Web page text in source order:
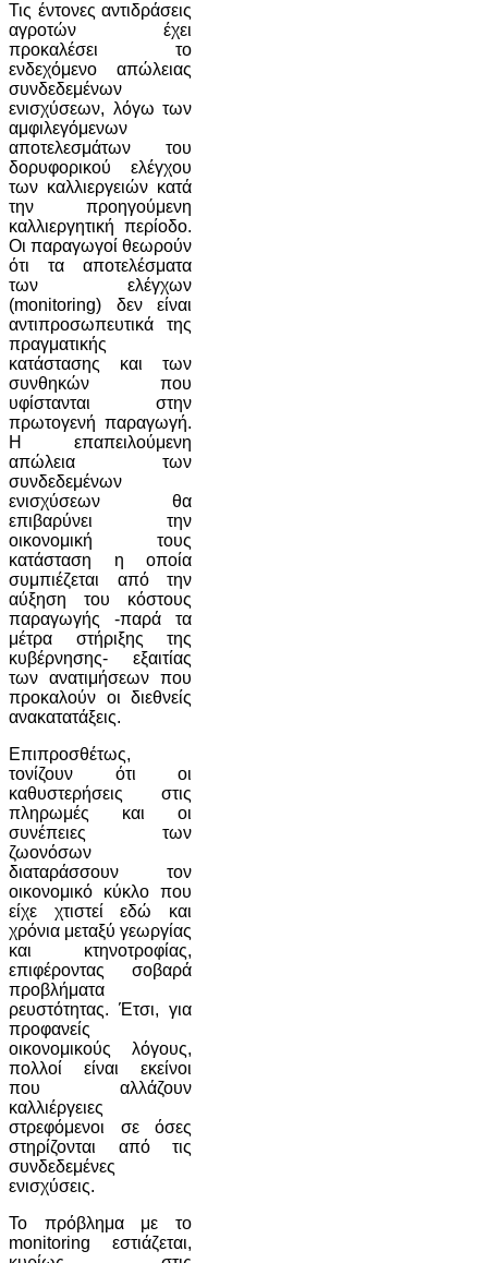
Τις έντονες αντιδράσεις
αγροτών έχει
προκαλέσει το
ενδεχόμενο απώλειας
συνδεδεμένων
ενισχύσεων, λόγω των
αμφιλεγόμενων
αποτελεσμάτων του
δορυφορικού ελέγχου
των καλλιεργειών κατά
την προηγούμενη
καλλιεργητική περίοδο.
Οι παραγωγοί θεωρούν
ότι τα αποτελέσματα
των ελέγχων
(monitoring) δεν είναι
αντιπροσωπευτικά της
πραγματικής
κατάστασης και των
συνθηκών που
υφίστανται στην
πρωτογενή παραγωγή.
Η επαπειλούμενη
απώλεια των
συνδεδεμένων
ενισχύσεων θα
επιβαρύνει την
οικονομική τους
κατάσταση η οποία
συμπιέζεται από την
αύξηση του κόστους
παραγωγής -παρά τα
μέτρα στήριξης της
κυβέρνησης- εξαιτίας
των ανατιμήσεων που
προκαλούν οι διεθνείς
ανακατατάξεις.
Επιπροσθέτως,
τονίζουν ότι οι
καθυστερήσεις στις
πληρωμές και οι
συνέπειες των
ζωονόσων
διαταράσσουν τον
οικονομικό κύκλο που
είχε χτιστεί εδώ και
χρόνια μεταξύ γεωργίας
και κτηνοτροφίας,
επιφέροντας σοβαρά
προβλήματα
ρευστότητας. Έτσι, για
προφανείς
οικονομικούς λόγους,
πολλοί είναι εκείνοι
που αλλάζουν
καλλιέργειες
στρεφόμενοι σε όσες
στηρίζονται από τις
συνδεδεμένες
ενισχύσεις.
Το πρόβλημα με το
monitoring εστιάζεται,